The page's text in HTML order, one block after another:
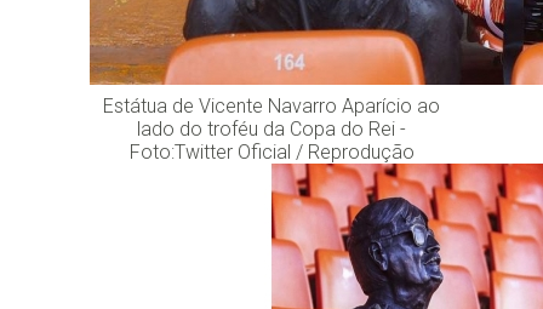
Estátua de Vicente Navarro Aparício ao
lado do troféu da Copa do Rei -
Foto:Twitter Oficial / Reprodução